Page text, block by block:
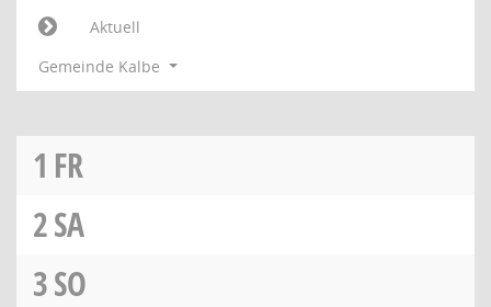
Aktuell
Gemeinde Kalbe
1 FR
2SA
3SO